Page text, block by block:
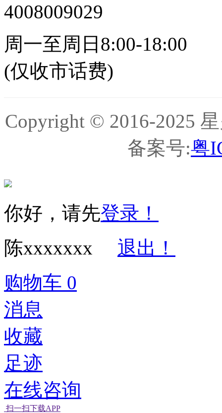
4008009029
周一至周日8:00-18:00
(仅收市话费)
Copyright © 2016-2025
备案号:粤
你好，请先登录！
陈xxxxxxx
退出！
购物车 0
消息
收藏
足迹
在线咨询
扫一扫下载APP